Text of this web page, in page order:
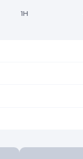
1H